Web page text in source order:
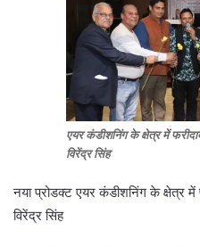
एयर कंडीशनिंग के क्षेत्र में
विरेंद्र सिंह
नया प्रोडक्ट एयर कंडीशनिंग के क्षेत्र में
विरेंद्र सिंह